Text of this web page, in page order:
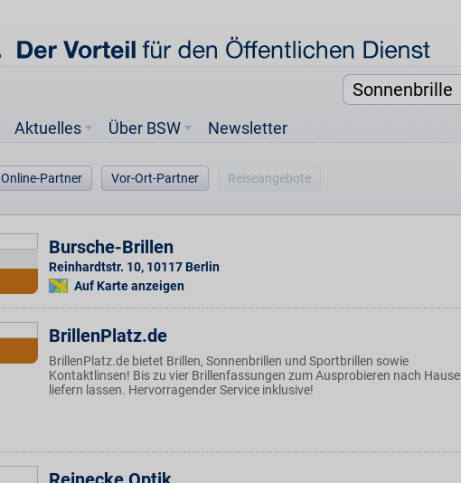
Aktuelles Über BSW Newsletter
Online-Partner Vor-Ort-Partner Reiseangebote
Bursche-Brillen
Reinhardtstr. 10, 10117 Berlin
Auf Karte anzeigen
BrillenPlatz.de
BrillenPlatz.de bietet Brillen, Sonnenbrillen und Sportbrillen sowie
Kontaktlinsen! Bis zu vier Brillenfassungen zum Ausprobieren nach Hause
liefern lassen. Hervorragender Service inklusive!